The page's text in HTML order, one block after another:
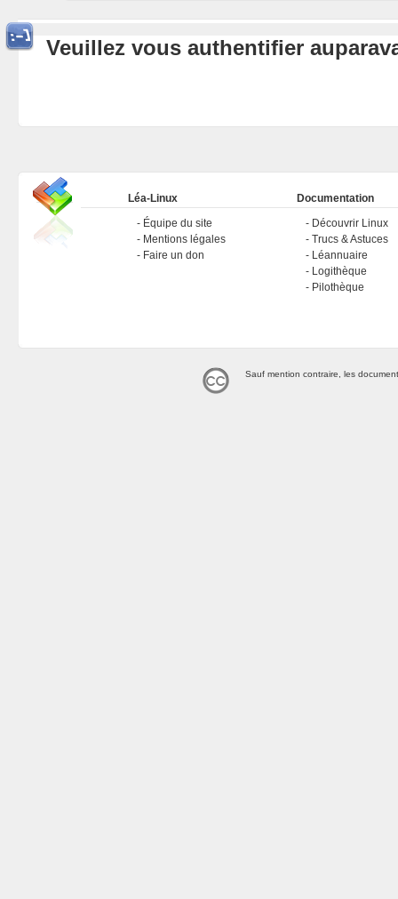
Veuillez vous authentifier
Léa-Linux
Équipe du site
Mentions légales
Faire un don
Documentation
Découvrir Linux
Trucs & Astuces
Léannuaire
Logithèque
Pilothèque
Sauf mention contraire, les